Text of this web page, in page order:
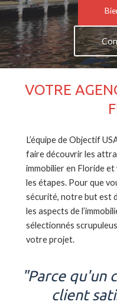
VOTRE
L’équipe de Objectif
faire découvrir les
immobilier en Floride
les étapes. Pour que
sécurité, notre but est
les aspects de
sélectionnés
votre projet.
"Parce qu'un
client